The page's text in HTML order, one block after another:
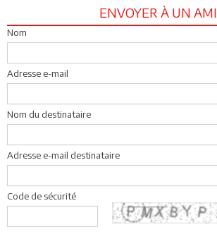
ENVOYER À UN AMI
Nom
Adresse e-mail
Nom du destinataire
Adresse e-mail destinataire
Code de sécurité